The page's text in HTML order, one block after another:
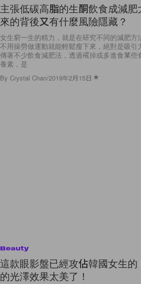
主張低碳高脂的生酮飲食成減
來的背後又有什麼風險隱藏？
女生窮一生的精力，就是在研究不同的減肥方
不用操勞做運動就能輕鬆瘦下來，絕對是吸引
傳著不少飲食減肥法，透過戒掉或多進食某些
養素，是
By Crystal Chan/2019年2月15日
Beauty
這款眼影盤已經攻佔韓國女生
的光澤效果太美了！